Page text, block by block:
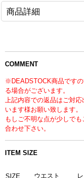
商品詳細
COMMENT
※DEADSTOCK商品です
る場合がございます。
上記内容での返品はご対
います様お願い致します。
もしご不明な点が少しで
合わせ下さい。
ITEM SIZE
SIZE ウエスト